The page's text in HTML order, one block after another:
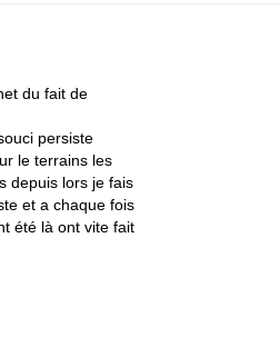
du fait de
persiste
le terrains les
depuis lors je fais
et a chaque fois
été là ont vite fait